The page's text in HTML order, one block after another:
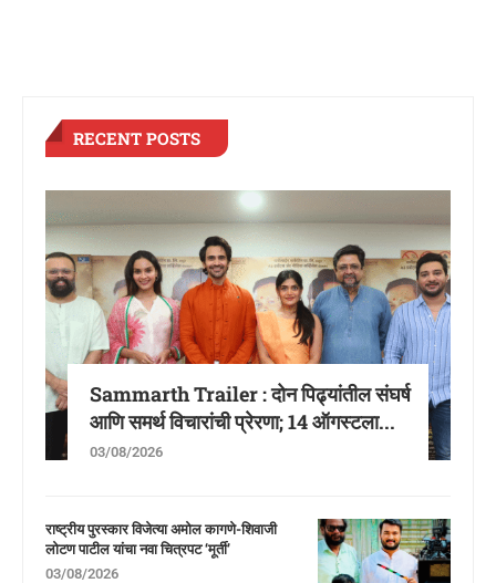
RECENT POSTS
Sammarth Trailer : दोन पिढ्यांतील संघर्ष
आणि समर्थ विचारांची प्रेरणा; 14 ऑगस्टला...
03/08/2026
राष्ट्रीय पुरस्कार विजेत्या अमोल कागणे-शिवाजी
लोटण पाटील यांचा नवा चित्रपट ‘मूर्ती’
03/08/2026